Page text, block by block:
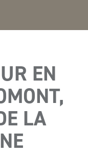
EN
LA